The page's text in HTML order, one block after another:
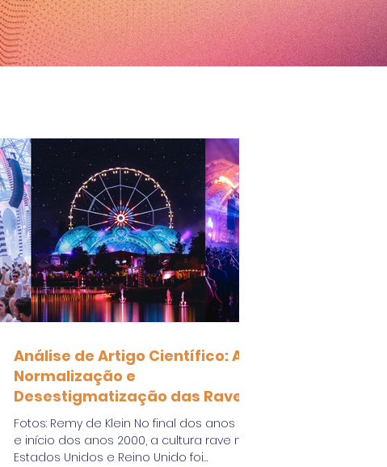
Análise de Artigo Científico: A
Normalização e
Desestigmatização das Raves
Fotos: Remy de Klein No final dos anos 90
e início dos anos 2000, a cultura rave nos
Estados Unidos e Reino Unido foi